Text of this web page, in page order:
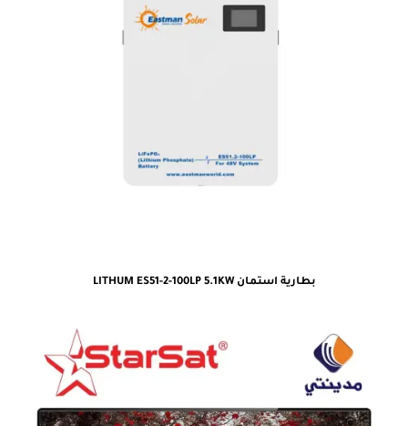
بطارية استمان LITHUM ES51-2-100LP 5.1KW